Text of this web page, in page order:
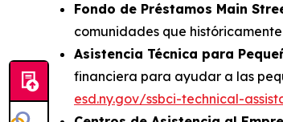
Fondo de Préstamos Main
comunidades que
Asistencia Técnica para
financiera para ayudar a las
esd.ny.gov/ssbci-technical-